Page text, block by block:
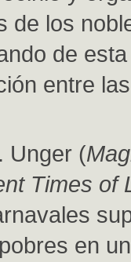
de los
de
entre
Unger (
Times of
en